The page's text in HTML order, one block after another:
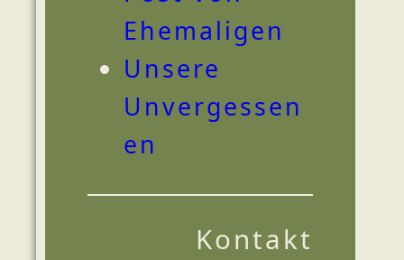
Ehemaligen
Unsere
Unvergessen
en
Kontakt